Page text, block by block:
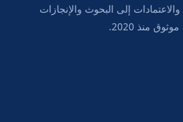
إلى البحوث والإنجازات
منذ 2020.